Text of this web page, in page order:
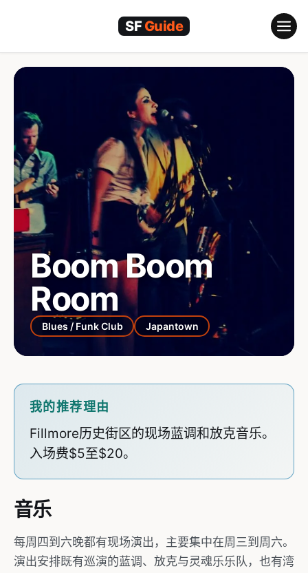
Boom Boom
Room
Blues / Funk Club Japantown
音乐
每周四到六晚都有现场演出，主要集中在周三到周六。
演出安排既有巡演的蓝调、放克与灵魂乐乐队，也有湾
我的推荐理由
Fillmore历史街区的现场蓝调和放克音乐。
入场费$5至$20。